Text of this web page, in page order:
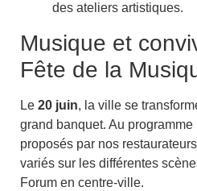
des ateliers artistiques.
Musique et
Fête de la
Le 20 juin, la ville se
grand banquet. Au
proposés par nos
variés sur les différentes
Forum en centre-ville.